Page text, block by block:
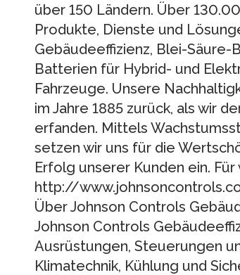
über 150 Ländern. Über
Produkte, Dienste und
Gebäudeeffizienz, Blei-
Batterien für Hybrid- und
Fahrzeuge. Unsere
im Jahre 1885 zurück, als wir
erfanden. Mittels
setzen wir uns für die
Erfolg unserer Kunden ein.
http://
Über Johnson Controls
Johnson Controls
Ausrüstungen, Steuerungen
Klimatechnik, Kühlung und